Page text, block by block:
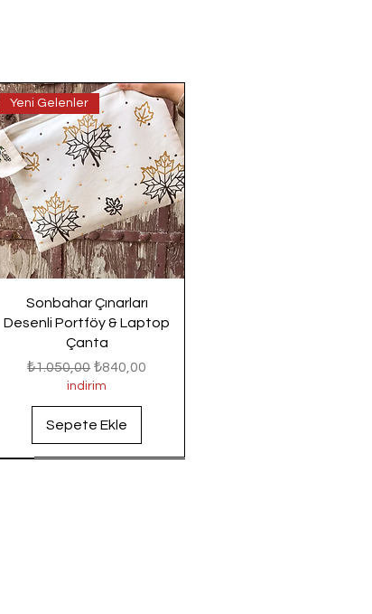
Yeni Gelenler
Sonbahar Çınarları
Desenli Portföy & Laptop
Çanta
Normal Fiyat
₺1.050,00 İndirimli Fiyat
₺840,00
indirim
Sepete Ekle